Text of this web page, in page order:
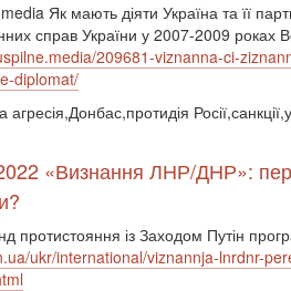
Як мають діяти Україна та її
справ України у 2007-2009 роках
209681-viznanna-ci-
diplomat/
агресія,Донбас,протидія
«Визнання ЛНР/ДНР»:
протистояння із Заходом Путін
ukr/international/viznannja-lnrdnr-